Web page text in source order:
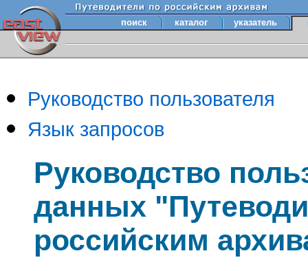
поиск каталог указатель
Руководство пользователя
Язык запросов
Руководство
данных
российским